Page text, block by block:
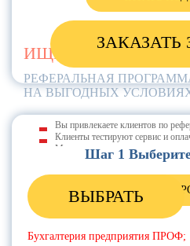
ИЩЕМ ПАРТНЕРОВ
РЕФЕРАЛЬНАЯ
НА ВЫГОДНЫХ
Вы привлекаете клиентов по
Клиенты тестируют сервис и
Мы выплачиваем вам
УЗНАТЬ
Шаг 1
ВЫБРАТЬ
Бухгалтерия предприятия ПРОФ;
ЗАКАЗАТЬ